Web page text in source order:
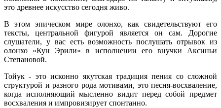
это древнее искусство сегодня живо.
В этом эпическом мире олонхо, как свидетельствуют его
тексты, центральной фигурой является он сам. Дорогие
слушатели, у вас есть возможность послушать отрывок из
олонхо «Кун Эрили» в исполнении его внучки Аксиньи
Степановой.
Тойук - это исконно якутская традиция пения со сложной
структурой и разного рода мотивами, это песня-восхваление,
когда исполняющий мысленно видит перед собой предмет
восхваления и импровизирует спонтанно.